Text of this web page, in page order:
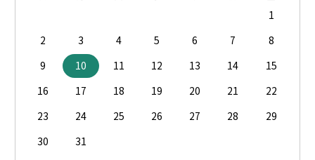
1
2
3 4 5 6 7
8
9
10 11 12 13 14
15
16
17 18 19 20 21
22
23
24 25 26 27 28
29
30
31